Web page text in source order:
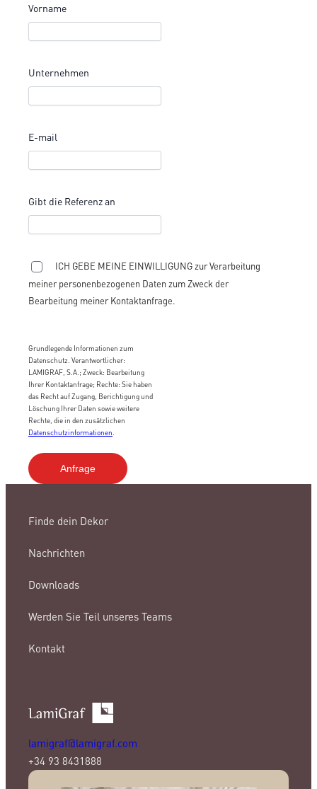
Vorname
Unternehmen
E-mail
Gibt die Referenz an
ICH GEBE MEINE EINWILLIGUNG zur Verarbeitung
meiner personenbezogenen Daten zum Zweck der
Bearbeitung meiner Kontaktanfrage.
Grundlegende Informationen zum
Datenschutz. Verantwortlicher:
LAMIGRAF, S.A.; Zweck: Bearbeitung
Ihrer Kontaktanfrage; Rechte: Sie haben
das Recht auf Zugang, Berichtigung und
Löschung Ihrer Daten sowie weitere
Rechte, die in den zusätzlichen
Datenschutzinformationen
Finde dein Dekor
Nachrichten
Downloads
Werden Sie Teil unseres Teams
Kontakt
lamigraf@lamigraf.com
+34 93 8431888